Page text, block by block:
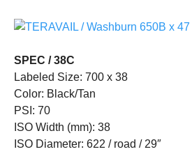
SPEC / 38C
Labeled Size: 700 x 38
Color: Black/Tan
PSI: 70
ISO Width (mm): 38
ISO Diameter: 622 / road / 29″